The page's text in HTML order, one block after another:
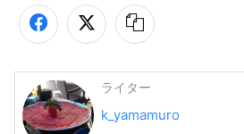
ライター
k_yamamuro